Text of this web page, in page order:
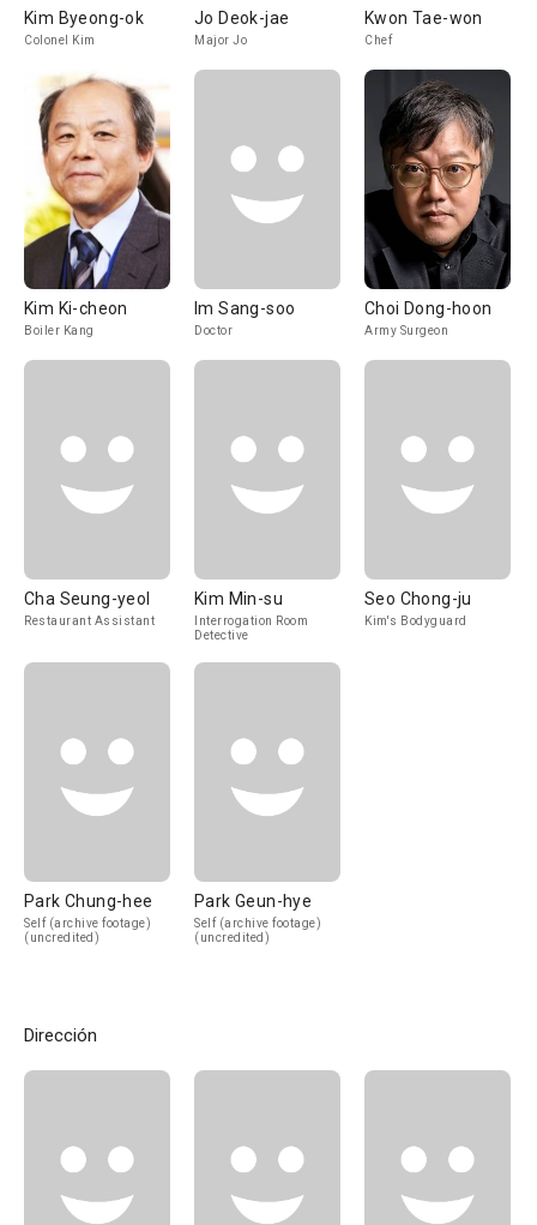
Kim Byeong-ok
Colonel Kim
Jo Deok-jae
Major Jo
Kwon Tae-won
Chef
Kim Ki-cheon
Boiler Kang
Im Sang-soo
Doctor
Choi Dong-hoon
Army Surgeon
Cha Seung-yeol
Restaurant Assistant
Kim Min-su
Interrogation Room
Detective
Seo Chong-ju
Kim's Bodyguard
Park Chung-hee
Self (archive footage)
(uncredited)
Park Geun-hye
Self (archive footage)
(uncredited)
Dirección